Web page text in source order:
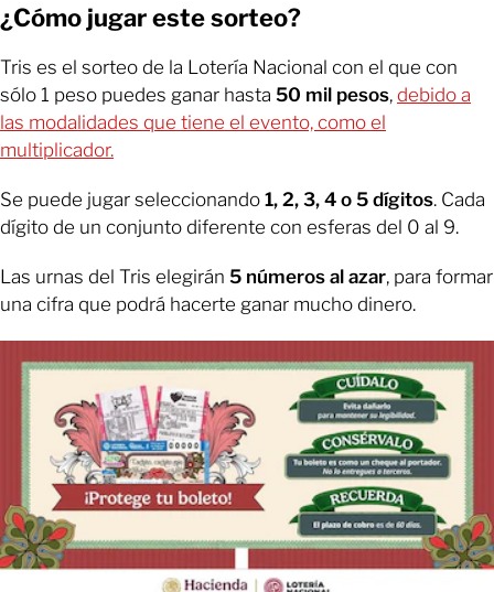
¿Cómo jugar este sorteo?
Tris es el sorteo de la Lotería Nacional con el que con
sólo 1 peso puedes ganar hasta 50 mil pesos, debido a
las modalidades que tiene el evento, como el
multiplicador.
Se puede jugar seleccionando 1, 2, 3, 4 o 5 dígitos. Cada
dígito de un conjunto diferente con esferas del 0 al 9.
Las urnas del Tris elegirán 5 números al azar, para formar
una cifra que podrá hacerte ganar mucho dinero.